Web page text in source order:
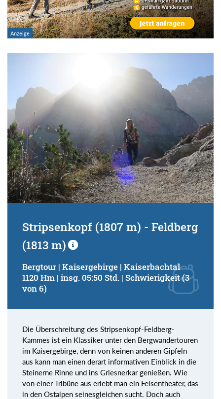
Art der Tour:
Kondition (Tourdauer):
von
Suchbegriff:
Stripsenkopf (1807 m) - Feldberg
(1813 m)
Bergtour | Kaisergebirge | Kaiserbachtal
1120 Hm | insg. 05:50 Std. | Schwierigkeit (3
von 6)
Die Überschreitung des Stripsenkopf-Feldberg-
Kammes ist ein Klassiker unter den Bergwandertouren
im Kaisergebirge, denn von keinen anderen Gipfeln
aus kann man einen derart informativen Einblick in die
Steinerne Rinne und ins Griesnerkar genießen. Wie
von einer Tribüne aus erlebt man ein Felsentheater, das
in den Ostalpen seinesgleichen sucht. Doch auch